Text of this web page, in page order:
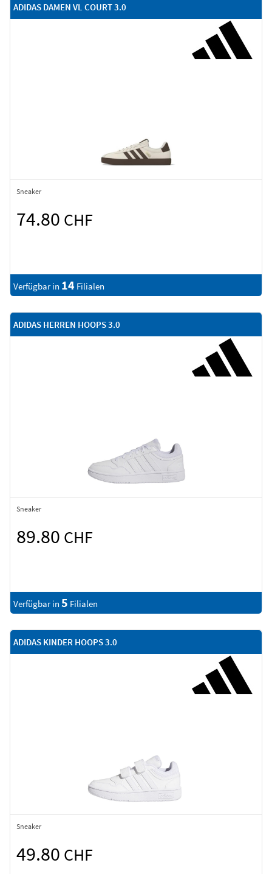
ADIDAS DAMEN VL COURT 3.0
Sneaker
74.80 CHF
Verfügbar in 14 Filialen
ADIDAS HERREN HOOPS 3.0
Sneaker
89.80 CHF
Verfügbar in 5 Filialen
ADIDAS KINDER HOOPS 3.0
Sneaker
49.80 CHF